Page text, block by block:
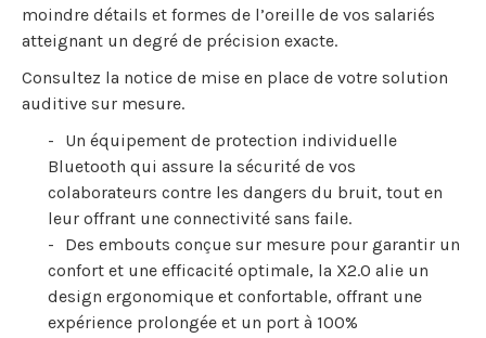
moindre détails et formes de l’oreille de vos salariés
atteignant un degré de précision exacte.
Consultez la notice de mise en place de votre solution
auditive sur mesure.
Un équipement de protection individuelle
Bluetooth qui assure la sécurité de vos
colaborateurs contre les dangers du bruit, tout en
leur offrant une connectivité sans faile.
Des embouts conçue sur mesure pour garantir un
confort et une efficacité optimale, la X2.0 alie un
design ergonomique et confortable, offrant une
expérience prolongée et un port à 100%